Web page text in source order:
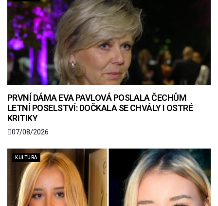
PRVNÍ DÁMA EVA PAVLOVÁ POSLALA ČECHŮM
LETNÍ POSELSTVÍ: DOČKALA SE CHVÁLY I OSTRÉ
KRITIKY
07/08/2026
KULTURA